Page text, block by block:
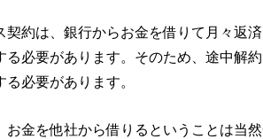
契約は、銀行からお金を借りて月々返
る必要があります。そのため、途中解
る必要があります。
お金を他社から借りるということは当